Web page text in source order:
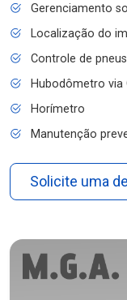
Gerenciamento
Localização do
Controle de
Hubodômetro via
Horímetro
Manutenção
Solicite uma